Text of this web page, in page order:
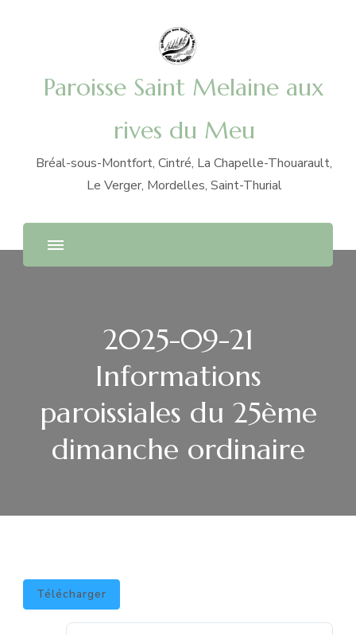
Paroisse Saint Melaine aux
rives du Meu
Bréal-sous-Montfort, Cintré, La Chapelle-Thouarault,
Le Verger, Mordelles, Saint-Thurial
2025-09-21
Informations
paroissiales du 25ème
dimanche ordinaire
Télécharger